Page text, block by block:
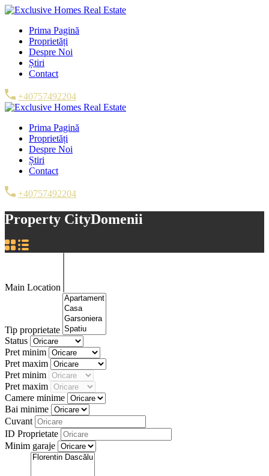
Prima Pagină
Proprietăți
Despre Noi
Știri
Contact
+40757492204
Prima Pagină
Proprietăți
Despre Noi
Știri
Contact
+40757492204
Property CityDomenii
Main Location
Tip proprietate
Status
Pret minim
Pret maxim
Pret minim
Pret maxim
Camere minime
Bai minime
Cuvant
ID Proprietate
Minim garaje